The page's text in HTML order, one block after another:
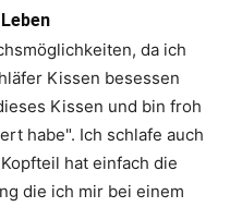
da ich
Kissen besessen
Kissen und bin froh
habe". Ich schlafe auch
hat einfach die
die ich mir bei einem